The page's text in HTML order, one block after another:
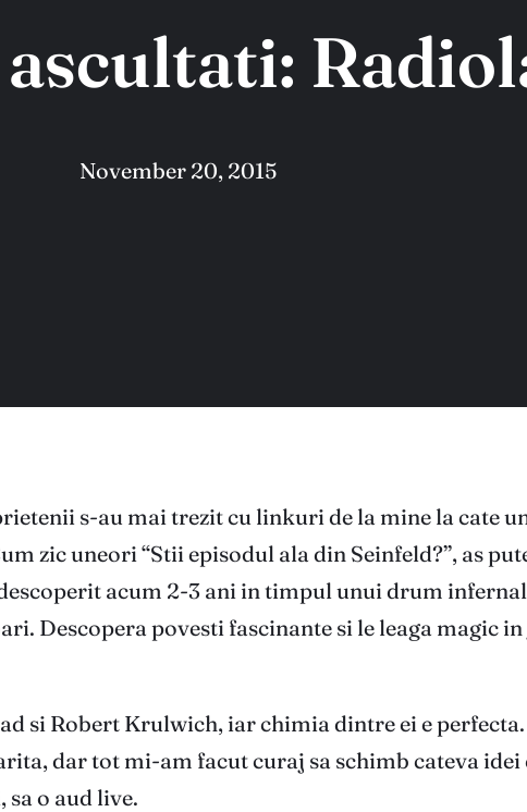
November 20, 2015
s-au mai trezit cu linkuri de la mine la cate
zic uneori “Stii episodul ala din Seinfeld?”, as
acum 2-3 ani in timpul unui drum
Descopera povesti fascinante si le leaga magic
si Robert Krulwich, iar chimia dintre ei e perfecta.
dar tot mi-am facut curaj sa schimb cateva idei
sa o aud live.